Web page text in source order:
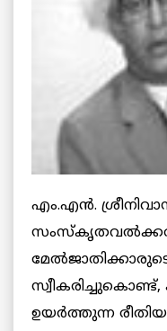
എം.എന്‍.
സ്വീകരിച്ചുകൊണ്ട്,
ഉയര്‍ത്തുന്ന